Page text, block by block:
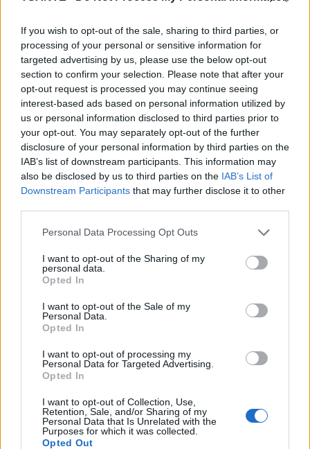
If you wish to opt-out of the sale, sharing to third parties, or
processing of your personal or sensitive information for
targeted advertising by us, please use the below opt-out
section to confirm your selection. Please note that after your
opt-out request is processed you may continue seeing
interest-based ads based on personal information utilized by
us or personal information disclosed to third parties prior to
your opt-out. You may separately opt-out of the further
disclosure of your personal information by third parties on the
IAB’s list of downstream participants. This information may
also be disclosed by us to third parties on the IAB’s List of
Downstream Participants that may further disclose it to other
Personal Data Processing Opt Outs
I want to opt-out of the Sharing of my
personal data.
Opted In
I want to opt-out of the Sale of my
Personal Data.
Opted In
I want to opt-out of processing my
Personal Data for Targeted Advertising.
Opted In
I want to opt-out of Collection, Use,
Retention, Sale, and/or Sharing of my
Personal Data that Is Unrelated with the
Purposes for which it was collected.
Opted Out
Regardez combien ces bébés apprécient ce
traitement! C’est très beau a regarder cette Vidéo
absolument magnifique!
https://www.youtube.com/watch?v=OPSAgs-exfQ